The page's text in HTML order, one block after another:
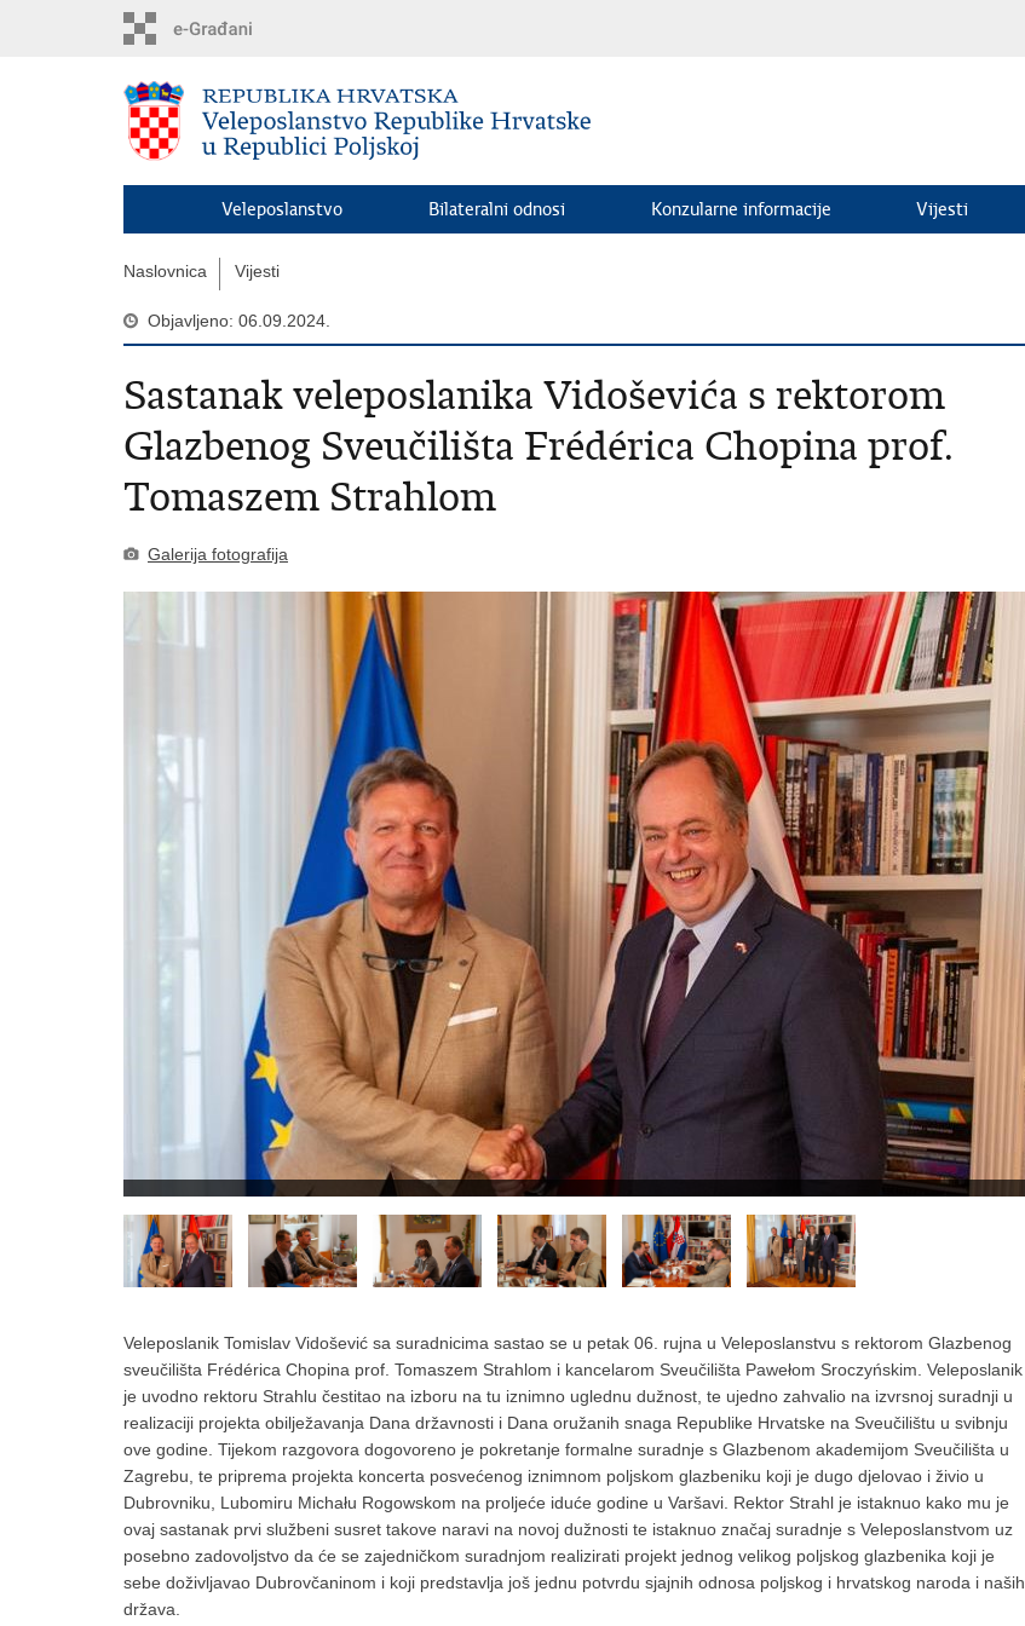
Veleposlanstvo Bilateralni odnosi Konzularne informacije Vijesti
Naslovnica Vijesti
Objavljeno: 06.09.2024.
Sastanak veleposlanika Vidoševića s rektorom
Glazbenog Sveučilišta Frédérica Chopina prof.
Tomaszem Strahlom
Galerija fotografija
Veleposlanik Tomislav Vidošević sa suradnicima sastao se u petak 06. rujna u Veleposlanstvu s rektorom Glazbenog
sveučilišta Frédérica Chopina prof. Tomaszem Strahlom i kancelarom Sveučilišta Pawełom Sroczyńskim. Veleposlanik
je uvodno rektoru Strahlu čestitao na izboru na tu iznimno uglednu dužnost, te ujedno zahvalio na izvrsnoj suradnji u
realizaciji projekta obilježavanja Dana državnosti i Dana oružanih snaga Republike Hrvatske na Sveučilištu u svibnju
ove godine. Tijekom razgovora dogovoreno je pokretanje formalne suradnje s Glazbenom akademijom Sveučilišta u
Zagrebu, te priprema projekta koncerta posvećenog iznimnom poljskom glazbeniku koji je dugo djelovao i živio u
Dubrovniku, Lubomiru Michału Rogowskom na proljeće iduće godine u Varšavi. Rektor Strahl je istaknuo kako mu je
ovaj sastanak prvi službeni susret takove naravi na novoj dužnosti te istaknuo značaj suradnje s Veleposlanstvom uz
posebno zadovoljstvo da će se zajedničkom suradnjom realizirati projekt jednog velikog poljskog glazbenika koji je
sebe doživljavao Dubrovčaninom i koji predstavlja još jednu potvrdu sjajnih odnosa poljskog i hrvatskog naroda i naših
država.